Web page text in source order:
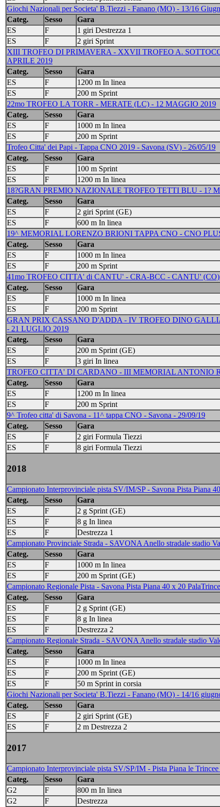
Giochi Nazionali per Societa' B.Tiezzi - Fanano (MO) - 13/16
Categ.
Sesso
Gara
ES
F
1 giri Destrezza 1
ES
F
2 giri Sprint
XIII TROFEO DI PRIMAVERA - XXVII TROFEO A.
APRILE 2019
Categ.
Sesso
Gara
ES
F
1200 m In linea
ES
F
200 m Sprint
22mo TROFEO LA TORR - MERATE (LC) - 12 MAGGIO 2019
Categ.
Sesso
Gara
ES
F
1000 m In linea
ES
F
200 m Sprint
Trofeo Citta' dei Papi - Tappa CNO 2019 - Savona (SV) - 26/05/19
Categ.
Sesso
Gara
ES
F
100 m Sprint
ES
F
1200 m In linea
18?GRAN PREMIO NAZIONALE TROFEO TETTI BLU - 1?
Categ.
Sesso
Gara
ES
F
2 giri Sprint (GE)
ES
F
600 m In linea
19^ MEMORIAL LORENZO BRIONI TAPPA CNO - CNO
Categ.
Sesso
Gara
ES
F
1000 m In linea
ES
F
200 m Sprint
41mo TROFEO CITTA' di CANTU' - CRA-BCC - CANTU'
Categ.
Sesso
Gara
ES
F
1000 m In linea
ES
F
200 m Sprint
GRAN PRIX CASSANO D'ADDA - IV TROFEO DINO
- 21 LUGLIO 2019
Categ.
Sesso
Gara
ES
F
200 m Sprint (GE)
ES
F
3 giri In linea
TROFEO CITTA' DI CARDANO - III MEMORIAL ANTONIO
Categ.
Sesso
Gara
ES
F
1200 m In linea
ES
F
200 m Sprint
9^ Trofeo citta' di Savona - 11^ tappa CNO - Savona - 29/09/19
Categ.
Sesso
Gara
ES
F
2 giri Formula Tiezzi
ES
F 8 giri Formula Tiezzi
2018
Campionato Interprovinciale pista SV/IM/SP - Savona Pista Piana
Categ.
Sesso
Gara
ES
F
2 g Sprint (GE)
ES
F
8 g In linea
ES
F
Destrezza 1
Campionato Provinciale Strada - SAVONA Anello stradale stadio
Categ.
Sesso
Gara
ES
F
1000 m In linea
ES
F
200 m Sprint (GE)
Campionato Regionale Pista - Savona Pista Piana 40 x 20
Categ.
Sesso
Gara
ES
F
2 g Sprint (GE)
ES
F
8 g In linea
ES
F
Destrezza 2
Campionato Regionale Strada - SAVONA Anello stradale stadio
Categ.
Sesso
Gara
ES
F
1000 m In linea
ES
F
200 m Sprint (GE)
ES
F
50 m Sprint in corsia
Giochi Nazionali per Societa' B.Tiezzi - Fanano (MO) - 14/16
Categ.
Sesso
Gara
ES
F
2 giri Sprint (GE)
ES
F 2 m Destrezza 2
2017
Campionato Interprovinciale pista SV/SP/IM - Pista Piana le
Categ.
Sesso
Gara
G2
F
800 m In linea
G2
F Destrezza